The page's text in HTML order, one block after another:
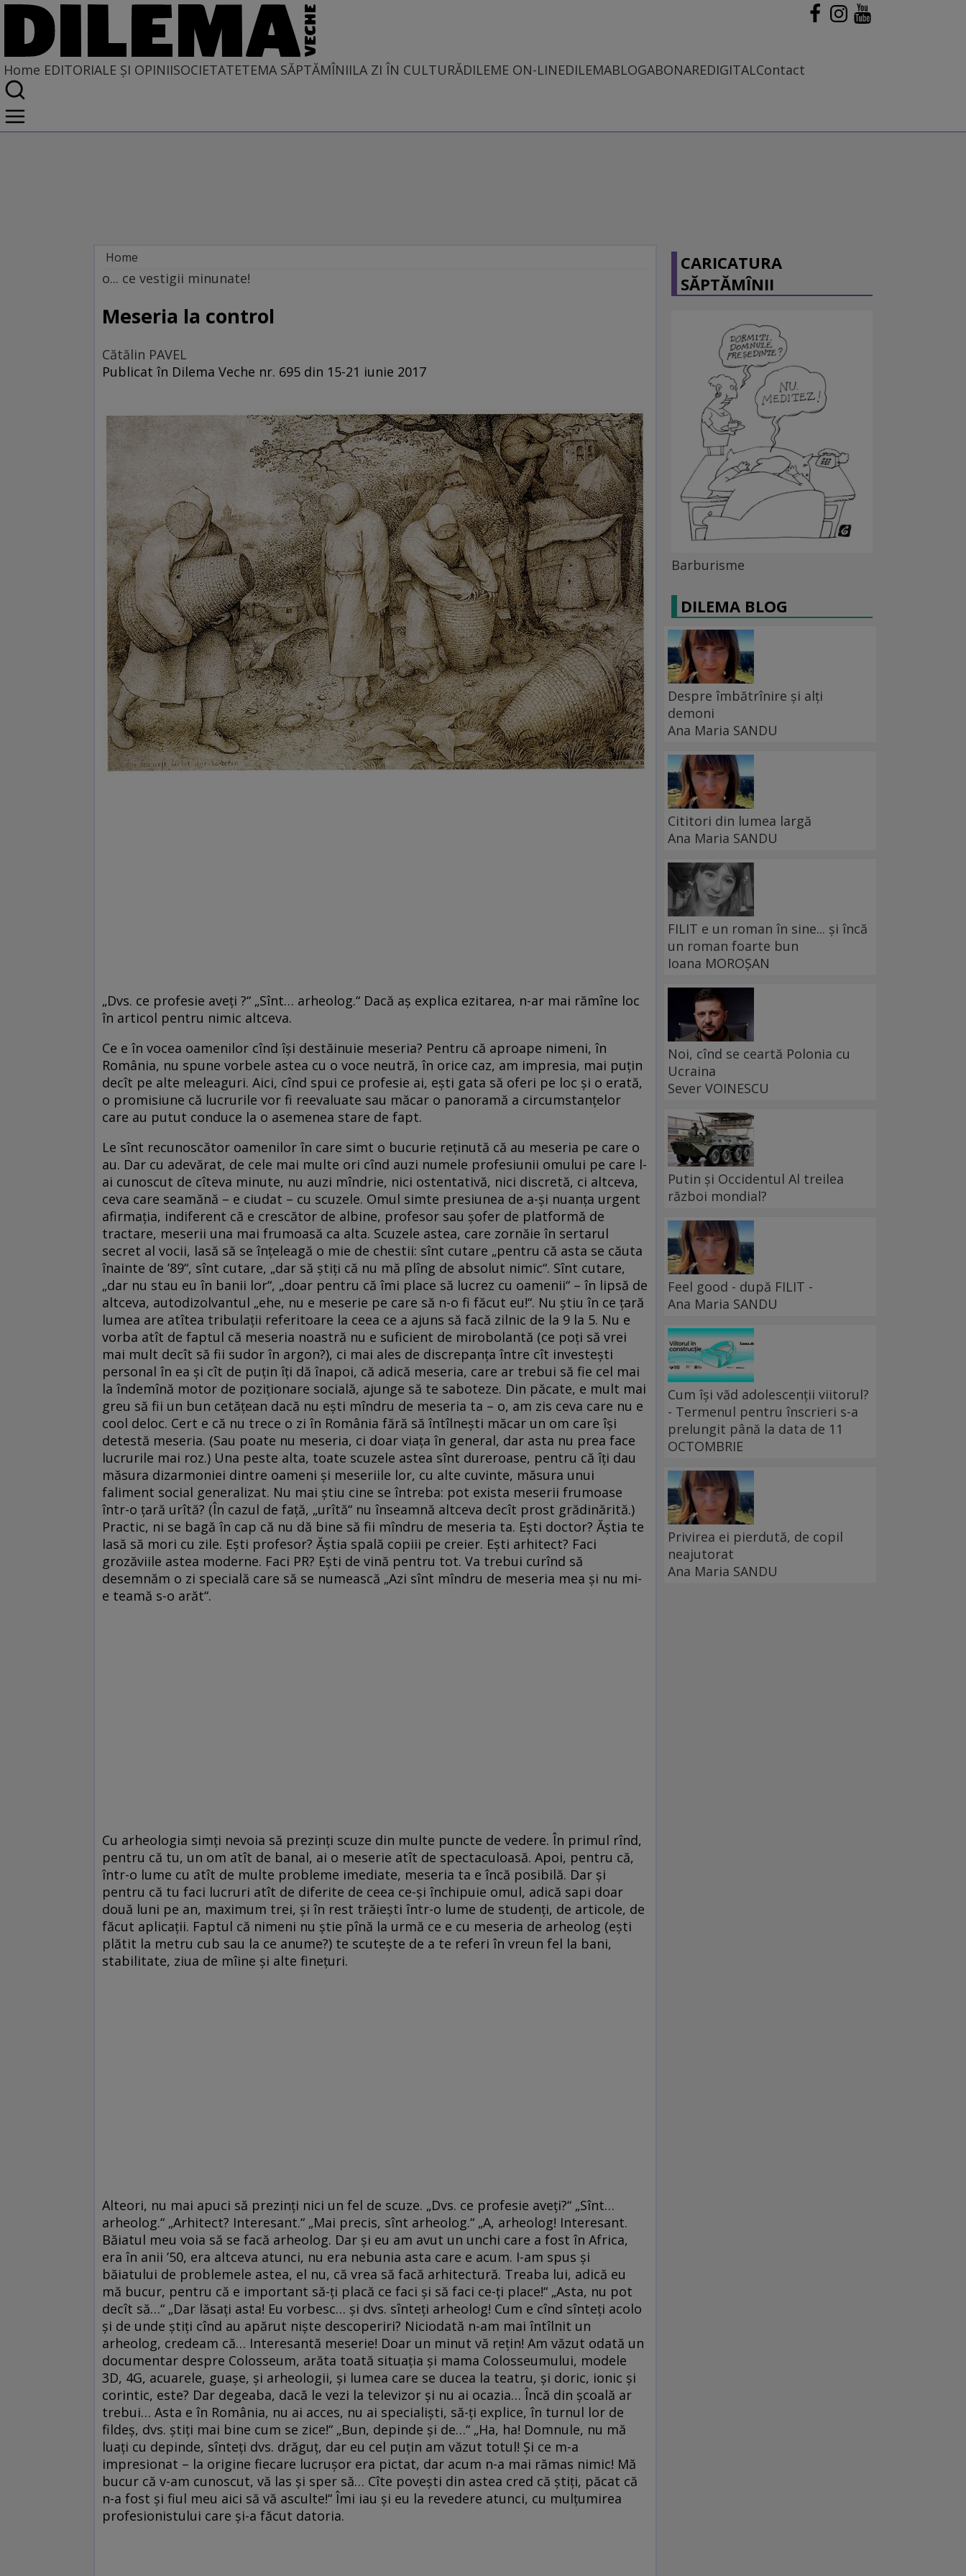
Home EDITORIALE ȘI OPINIISOCIETATETEMA SĂPTĂMÎNIILA ZI ÎN CULTURĂDILEME ON-LINEDILEMABLOGABONAREDIGITALContact
Home
EDITORIALE ȘI OPINII
o... ce vestigii minunate!
Meseria la control
Cătălin PAVEL
Publicat în Dilema Veche nr. 695 din 15-21 iunie 2017
„Dvs. ce profesie aveți ?“ „Sînt… arheolog.“ Dacă aș explica ezitarea, n-ar mai rămîne loc
în articol pentru nimic altceva.
Ce e în vocea oamenilor cînd își destăinuie meseria? Pentru că aproape nimeni, în
România, nu spune vorbele astea cu o voce neutră, în orice caz, am impresia, mai puțin
decît pe alte meleaguri. Aici, cînd spui ce profesie ai, ești gata să oferi pe loc și o erată,
o promisiune că lucrurile vor fi reevaluate sau măcar o panoramă a circumstanțelor
care au putut conduce la o asemenea stare de fapt.
Le sînt recunoscător oamenilor în care simt o bucurie reținută că au meseria pe care o
au. Dar cu adevărat, de cele mai multe ori cînd auzi numele profesiunii omului pe care l-
ai cunoscut de cîteva minute, nu auzi mîndrie, nici ostentativă, nici discretă, ci altceva,
ceva care seamănă – e ciudat – cu scuzele. Omul simte presiunea de a-și nuanța urgent
afirmația, indiferent că e crescător de albine, profesor sau șofer de platformă de
tractare, meserii una mai frumoasă ca alta. Scuzele astea, care zornăie în sertarul
secret al vocii, lasă să se înțeleagă o mie de chestii: sînt cutare „pentru că asta se căuta
înainte de ’89“, sînt cutare, „dar să știți că nu mă plîng de absolut nimic“. Sînt cutare,
„dar nu stau eu în banii lor“, „doar pentru că îmi place să lucrez cu oamenii“ – în lipsă de
altceva, autodizolvantul „ehe, nu e meserie pe care să n-o fi făcut eu!“. Nu știu în ce țară
lumea are atîtea tribulații referitoare la ceea ce a ajuns să facă zilnic de la 9 la 5. Nu e
vorba atît de faptul că meseria noastră nu e suficient de mirobolantă (ce poți să vrei
mai mult decît să fii sudor în argon?), ci mai ales de discrepanța între cît investești
personal în ea și cît de puțin îți dă înapoi, că adică meseria, care ar trebui să fie cel mai
la îndemînă motor de poziționare socială, ajunge să te saboteze. Din păcate, e mult mai
greu să fii un bun cetățean dacă nu ești mîndru de meseria ta – o, am zis ceva care nu e
­cool deloc. Cert e că nu trece o zi în România fără să întîlnești măcar un om care își
detestă meseria. (Sau poate nu meseria, ci doar viața în general, dar asta nu prea face
lucrurile mai roz.) Una peste alta, toate scuzele astea sînt dureroase, pentru că îți dau
măsura dizarmoniei dintre oameni și meseriile lor, cu alte cuvinte, măsura unui
faliment social generalizat. Nu mai știu cine se întreba: pot exista meserii frumoase
într-o țară urîtă? (În cazul de față, „urîtă“ nu înseamnă altceva decît prost grădinărită.)
Practic, ni se bagă în cap că nu dă bine să fii mîndru de meseria ta. Ești doctor? Ăștia te
lasă să mori cu zile. Ești profesor? Ăștia spală copiii pe creier. Ești arhitect? Faci
grozăviile astea moderne. Faci PR? Ești de vină pentru tot. Va trebui curînd să
desemnăm o zi specială care să se numească „Azi sînt mîndru de meseria mea și nu mi-
e teamă s-o arăt“.
Cu arheologia simți nevoia să prezinți scuze din multe puncte de vedere. În primul rînd,
pentru că tu, un om atît de banal, ai o meserie atît de spectaculoasă. Apoi, pentru că,
într-o lume cu atît de multe probleme imediate, meseria ta e încă posibilă. Dar și
pentru că tu faci lucruri atît de diferite de ceea ce-și închipuie omul, adică sapi doar
două luni pe an, maximum trei, și în rest trăiești într-o lume de studenți, de articole, de
făcut aplicații. Faptul că nimeni nu știe pînă la urmă ce e cu meseria de arheolog (ești
plătit la metru cub sau la ce anume?) te scutește de a te referi în vreun fel la bani,
stabilitate, ziua de mîine și alte finețuri.
Alteori, nu mai apuci să prezinți nici un fel de scuze. „Dvs. ce profesie aveți?“ „Sînt…
arheolog.“ „Arhitect? Interesant.“ „Mai precis, sînt arheolog.“ „A, arheolog! Interesant.
Băiatul meu voia să se facă arheolog. Dar și eu am avut un unchi care a fost în Africa,
era în anii ’50, era altceva atunci, nu era nebunia asta care e acum. I-am spus și
băiatului de problemele astea, el nu, că vrea să facă arhitectură. Treaba lui, adică eu
mă bucur, pentru că e important să-ți placă ce faci și să faci ce-ți place!“ „Asta, nu pot
decît să…“ „Dar lăsați asta! Eu vorbesc… și dvs. sînteți arheolog! Cum e cînd sînteți acolo
și de unde știți cînd au apărut niște descoperiri? Niciodată n-am mai întîlnit un
arheolog, credeam că… Interesantă meserie! Doar un minut vă rețin! Am văzut odată un
documentar despre Colosseum, arăta toată situația și mama Colosseumului, modele
3D, 4G, acuarele, guașe, și arheologii, și lumea care se ducea la teatru, și doric, ionic și
corintic, este? Dar degeaba, dacă le vezi la televizor și nu ai ocazia… Încă din școală ar
trebui… Asta e în România, nu ai acces, nu ai specialiști, să-ți explice, în turnul lor de
fildeș, dvs. știți mai bine cum se zice!“ „Bun, depinde și de…“ „Ha, ha! Domnule, nu mă
luați cu depinde, sînteți dvs. drăguț, dar eu cel puțin am văzut totul! Și ce m-a
impresionat – la origine fiecare lucrușor era pictat, dar acum n-a mai rămas nimic! Mă
bucur că v-am cunoscut, vă las și sper să… Cîte povești din astea cred că știți, păcat că
n-a fost și fiul meu aici să vă asculte!“ Îmi iau și eu la revedere atunci, cu mulțumirea
profesionistului care și-a făcut datoria.
CARICATURA
SĂPTĂMÎNII
Barburisme
DILEMA BLOG
Despre îmbătrînire și alți
demoni
Ana Maria SANDU
Cititori din lumea largă
Ana Maria SANDU
FILIT e un roman în sine... și încă
un roman foarte bun
Ioana MOROȘAN
Noi, cînd se ceartă Polonia cu
Ucraina
Sever VOINESCU
Putin și Occidentul Al treilea
război mondial?
Feel good - după FILIT -
Ana Maria SANDU
Cum își văd adolescenții viitorul?
- Termenul pentru înscrieri s-a
prelungit până la data de 11
OCTOMBRIE
Privirea ei pierdută, de copil
neajutorat
Ana Maria SANDU